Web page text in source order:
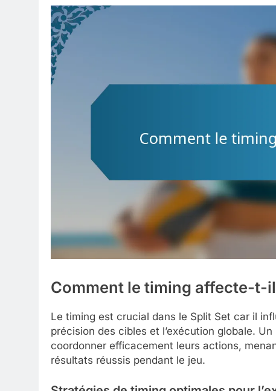
Comment le timing affecte-t-
Le timing est crucial dans le Split Set car il
précision des cibles et l’exécution globale.
coordonner efficacement leurs actions,
résultats réussis pendant le jeu.